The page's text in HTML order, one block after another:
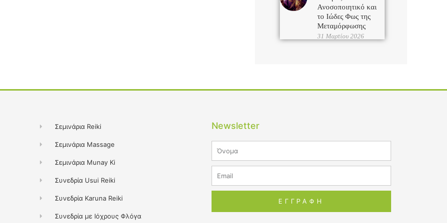
Ανοσοποιητικό και
το Ιώδες Φως της
Μεταμόρφωσης
31 Μαρτίου 2026
Σεμινάρια Reiki
Σεμινάρια Massage
Σεμινάρια Munay Ki
Συνεδρία Usui Reiki
Συνεδρία Karuna Reiki
Συνεδρία με Ιόχρους Φλόγα
Newsletter
Name
Email
ΕΓΓΡΑΦΗ